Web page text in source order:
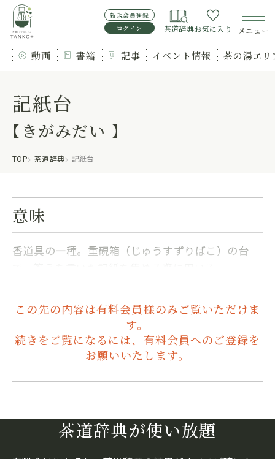
新規会員登録
ログイン
茶道辞典お気に入り メニュー
動画 書籍 記事 イベント情報 茶の湯エ
記紙台
【きがみだい 】
TOP 茶道辞典 記紙台
意味
香道具の一種。重硯箱（じゅうすずりばこ）の台
この先の内容は有料会員様のみご覧いただけま
す。
続きをご覧になるには、有料会員へのご登録を
お願いいたします。
茶道辞典が使い放題